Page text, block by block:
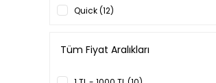
Quick (12)
Tüm Fiyat Aralıkları